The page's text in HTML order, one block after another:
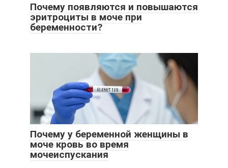
Почему появляются и повышаются
эритроциты в моче при
беременности?
Почему у беременной женщины в
моче кровь во время
мочеиспускания